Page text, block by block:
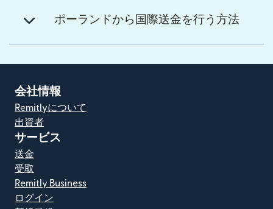
ポーランドから国際送金を行う方法
会社情報
Remitlyについて
出資者
サービス
送金
受取
Remitly Business
ログイン